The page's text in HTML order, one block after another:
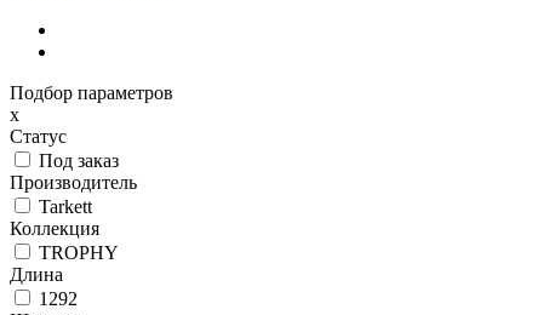
Подбор параметров
x
Статус
Под заказ
Производитель
Tarkett
Коллекция
TROPHY
Длина
1292